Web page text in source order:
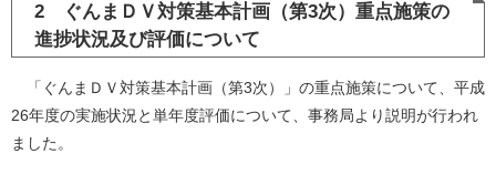
2 ぐんまＤＶ対策基本計画（第3次）重点施策の
進捗状況及び評価について
「ぐんまＤＶ対策基本計画（第3次）」の重点施策について、平成
26年度の実施状況と単年度評価について、事務局より説明が行われ
ました。